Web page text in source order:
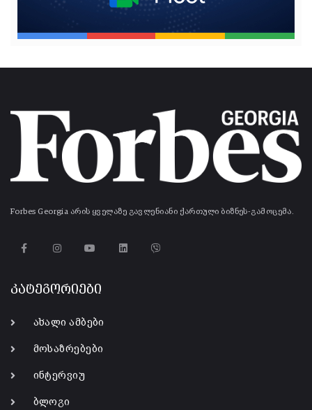
Forbes Georgia არის ყველაზე გავლენიანი ქართული ბიზნეს-გამოცემა.
კატეგორიები
ახალი ამბები
მოსაზრებები
ინტერვიუ
ბლოგი